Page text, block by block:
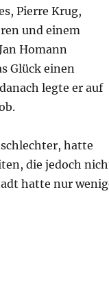
Pierre Krug,
und einem
Homann
Glück einen
legte er auf
hatte
die jedoch
hatte nur